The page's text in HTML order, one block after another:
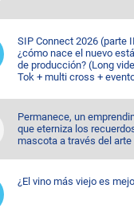
SIP Connect 2026 (parte
¿cómo nace el nuevo
de producción? (Long
Tok + multi cross +
Permanece, un
que eterniza los
mascota a través del arte
¿El vino más viejo es